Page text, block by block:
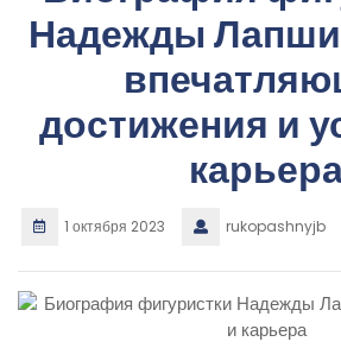
Надежды
достижения и
1 октября 2023 rukopashnyjb